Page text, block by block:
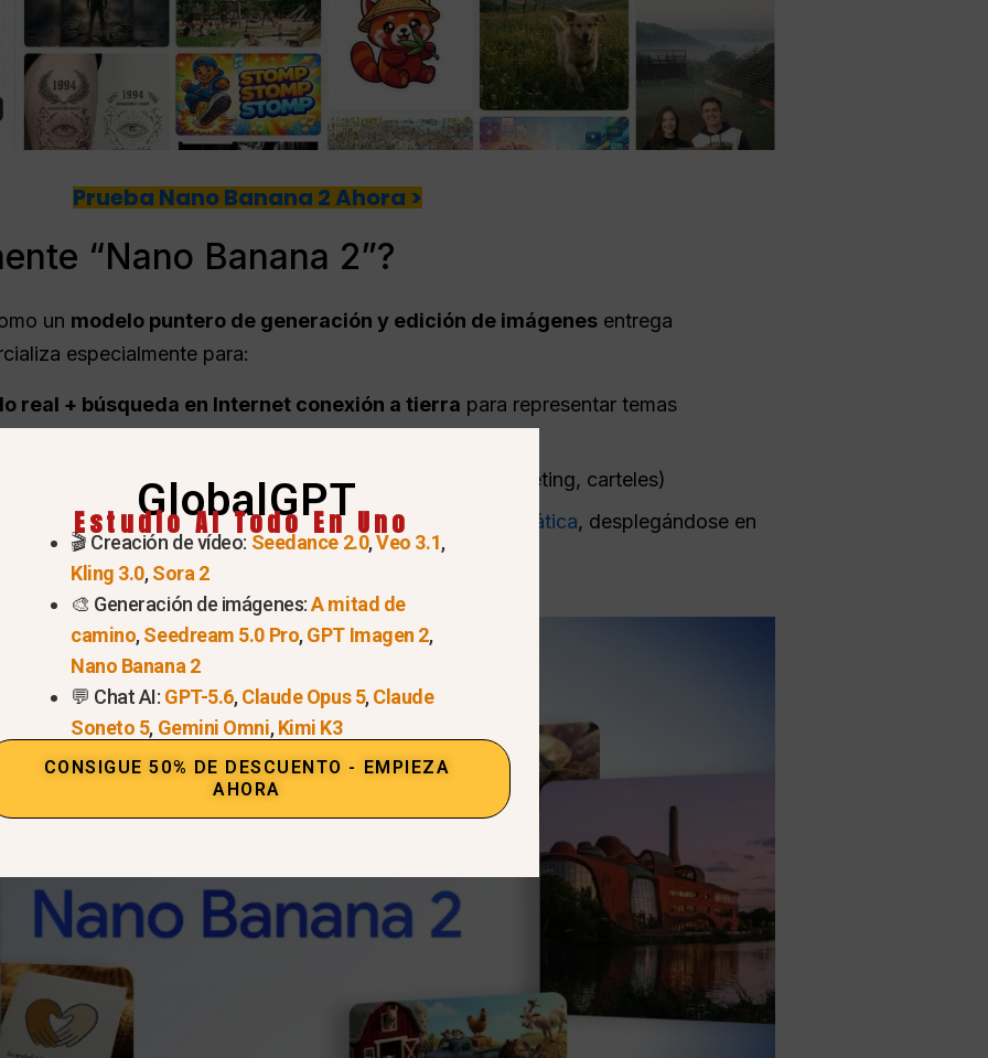
Prueba Nano Banana 2 Ahora >
“Nano Banana 2”?
un modelo puntero de generación y edición de imágenes entrega
especialmente para:
real + búsqueda en Internet conexión a tierra para representar temas
infografías más precisos
de las imágenes (fuentes, tamaños, maquetas de marketing, carteles)
mejor seguimiento de las instrucciones ycoherencia temática, desplegándose en
Gemini y otros.
GlobalGPT
Estudio AI Todo En Uno
🎬 Creación de vídeo: Seedance 2.0,Veo 3.1,
Kling 3.0,Sora 2
🎨 Generación de imágenes:A mitad de
camino,Seedream 5.0 Pro,GPT Imagen 2,
Nano Banana 2
💬 Chat AI: GPT-5.6,Claude Opus 5,Claude
Soneto 5, Gemini Omni,Kimi K3
CONSIGUE 50% DE DESCUENTO - EMPIEZA
AHORA